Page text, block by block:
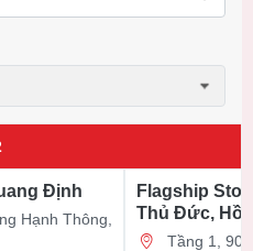
Định
Hạnh Thông,
Flagship
Thủ Đức, Hồ
Tầng 1, 90